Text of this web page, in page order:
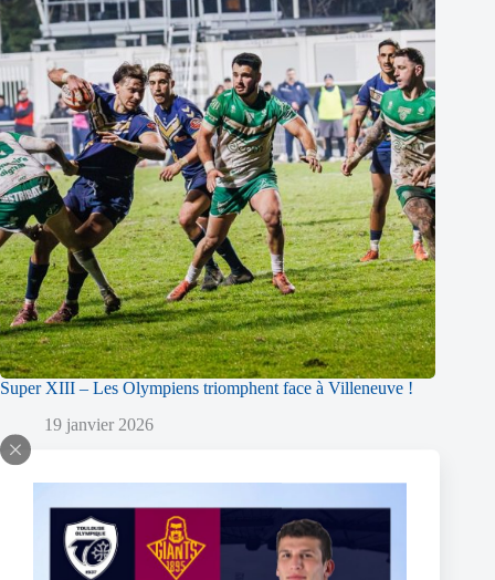
Super XIII – Les Olympiens triomphent face à Villeneuve !
19 janvier 2026